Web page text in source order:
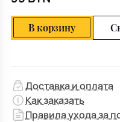
В корзину
Доставка и оплата
Как заказать
Правила ухода за